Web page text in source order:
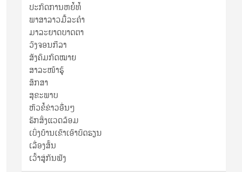
ປະກົດການຫຍໍ້ທໍ້
ພາສາລາວມື້ລະຄຳ
ມາລະຍາດບາດຕາ
ວົງຈອນກີລາ
ສັງຄົມກົດໝາຍ
ສາລະໜ້າຮູ້
ສຶກສາ
ສຸ​ຂະ​ພາບ
ຫົວຂໍ້ຂ່າວອື່ນໆ
ຮັກສິ່ງແວດລ້ອມ
ເບິ່ງບ້ານເຂົາເອົາບົດຮຽນ
ເລື່ອງສັ້ນ
ເວົ້າສູ່ກັນຟັງ